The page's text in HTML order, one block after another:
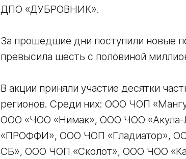
ДПО «ДУБРОВНИК».
За прошедшие дни поступили новые
превысила шесть с половиной
В акции приняли участие десятки
регионов. Среди них: ООО ЧОП
ООО «ЧОО «Нимак», ООО ЧОО
«ПРОФФИ», ООО ЧОП «Гладиатор»,
СБ», ООО ЧОП «Сколот», ООО ЧОО